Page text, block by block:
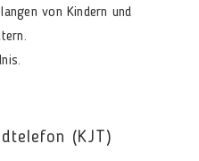
von Kindern und
(KJT)